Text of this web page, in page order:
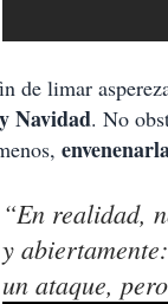
de limar
Navidad. No
“En realidad,
y
un ataque,